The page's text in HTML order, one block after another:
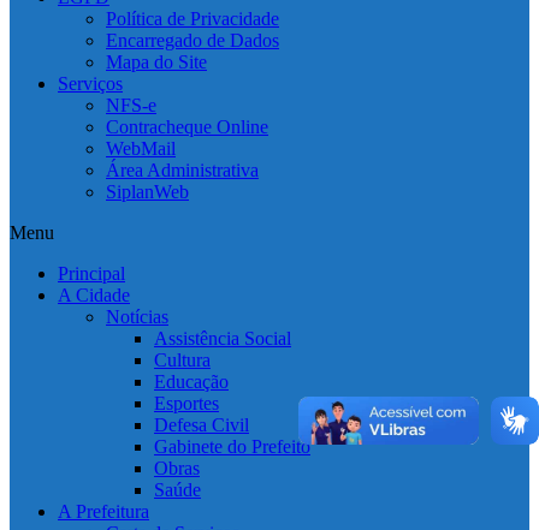
Política de Privacidade
Encarregado de Dados
Mapa do Site
Serviços
NFS-e
Contracheque Online
WebMail
Área Administrativa
SiplanWeb
Menu
Principal
A Cidade
Notícias
Assistência Social
Cultura
Educação
Esportes
Defesa Civil
Gabinete do Prefeito
Obras
Saúde
A Prefeitura